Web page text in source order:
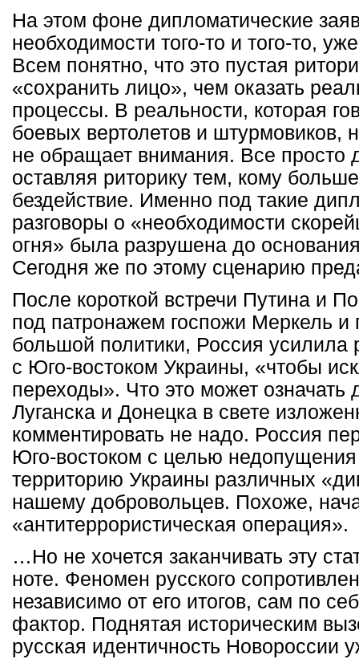
На этом фоне дипломатические
необходимости того-то и того-то,
Всем понятно, что это пустая
«сохранить лицо», чем оказать
процессы. В реальности, которая
боевых вертолетов и штурмовиков,
не обращает внимания. Все просто
оставляя риторику тем, кому
бездействие. Именно под такие
разговоры о «необходимости
огня» была разрушена до
Сегодня же по этому сценарию
После короткой встречи Путина и
под патронажем госпожи Меркель и
большой политики, Россия
с Юго-востоком Украины, «чтобы
переходы». Что это может означать
Луганска и Донецка в свете
комментировать не надо. Россия
Юго-востоком с целью
территорию Украины различных
нашему добровольцев. Похоже,
«антитеррористическая операция».
…Но не хочется заканчивать эту
ноте. Феномен русского
независимо от его итогов, сам по
фактор. Поднятая историческим
русская идентичность Новороссии